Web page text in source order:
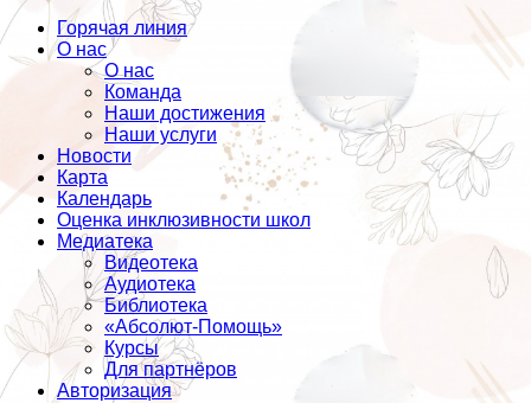
Горячая линия
О нас
О нас
Команда
Наши достижения
Наши услуги
Новости
Карта
Календарь
Оценка инклюзивности школ
Медиатека
Видеотека
Аудиотека
Библиотека
«Абсолют-Помощь»
Курсы
Для партнёров
Авторизация